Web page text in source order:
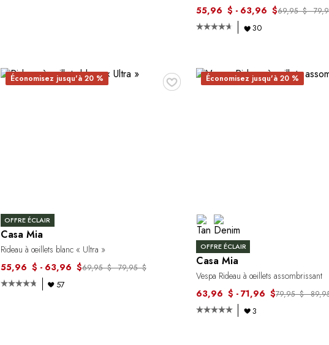
55,96 $ - 63,96 $69,95 $ -
30
♥
Économisez jusqu'à 20 %
OFFRE ÉCLAIR
Casa Mia
Rideau à œillets blanc « Ultra »
55,96 $ - 63,96 $69,95 $ - 79,95 $
57
Économisez jusqu'à 20 %
OFFRE ÉCLAIR
Casa Mia
Vespa Rideau à œillets assombrissant
63,96 $ - 71,96 $79,95 $ -
3